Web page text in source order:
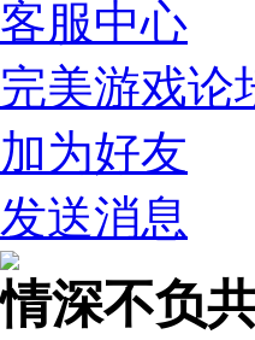
客服中心
完美游戏论
加为好友
发送消息
情深不负